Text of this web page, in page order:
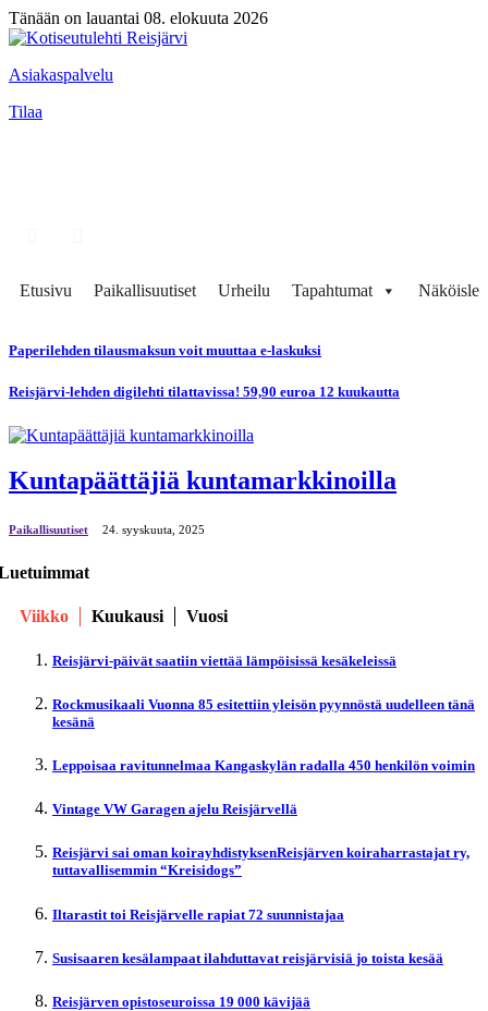
Tänään on lauantai 08. elokuuta 2026
Asiakaspalvelu
Tilaa
Etusivu Paikallisuutiset Urheilu Tapahtumat
Paperilehden tilausmaksun voit muuttaa e-laskuksi
Reisjärvi-lehden digilehti tilattavissa! 59,90 euroa 12 kuukautta
Kuntapäättäjiä kuntamarkkinoilla
Paikallisuutiset 24. syyskuuta, 2025
Viikko Kuukausi Vuosi
Reisjärvi-päivät saatiin viettää lämpöisissä kesäkeleissä
Rockmusikaali Vuonna 85 esitettiin yleisön pyynnöstä uudelleen tänä
kesänä
Leppoisaa ravitunnelmaa Kangaskylän radalla 450 henkilön voimin
Vintage VW Garagen ajelu Reisjärvellä
Reisjärvi sai oman koirayhdistyksenReisjärven koiraharrastajat ry,
tuttavallisemmin “Kreisidogs”
Iltarastit toi Reisjärvelle rapiat 72 suunnistajaa
Susisaaren kesälampaat ilahduttavat reisjärvisiä jo toista kesää
Reisjärven opistoseuroissa 19 000 kävijää